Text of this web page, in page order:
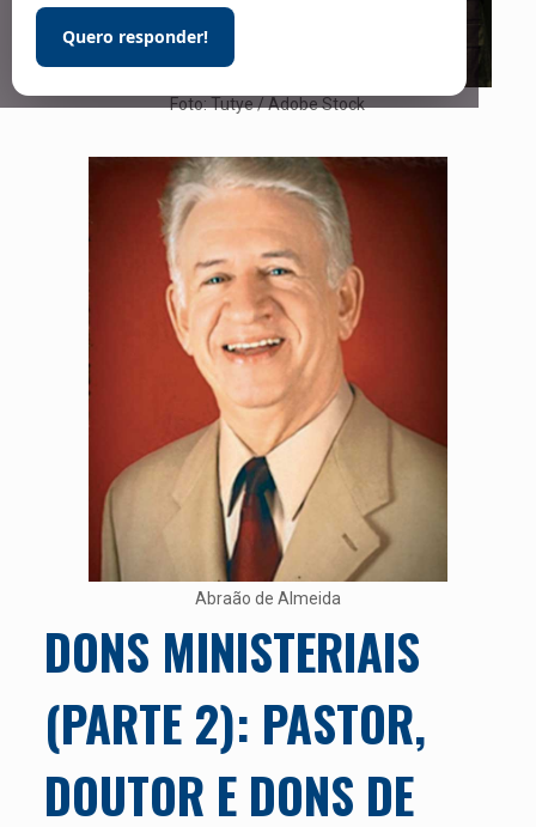
Quero responder!
Foto: Tutye / Adobe Stock
Abraão de Almeida
DONS MINISTERIAIS
(PARTE 2): PASTOR,
DOUTOR E DONS DE